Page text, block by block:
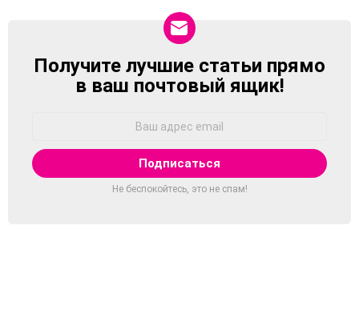
NEWSLETTER
Получите лучшие статьи прямо
в ваш почтовый ящик!
Не беспокойтесь, это не спам!